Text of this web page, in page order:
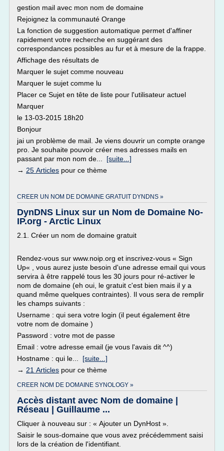
gestion mail avec mon nom de domaine
Rejoignez la communauté Orange
La fonction de suggestion automatique permet d'affiner
rapidement votre recherche en suggérant des
correspondances possibles au fur et à mesure de la frappe.
Affichage des résultats de
Marquer le sujet comme nouveau
Marquer le sujet comme lu
Placer ce Sujet en tête de liste pour l'utilisateur actuel
Marquer
le 13-03-2015 18h20
Bonjour
jai un problème de mail. Je viens douvrir un compte orange
pro. Je souhaite pouvoir créer mes adresses mails en
passant par mon nom de... [suite...]
→ 25 Articles pour ce thème
CREER UN NOM DE DOMAINE GRATUIT DYNDNS »
DynDNS Linux sur un Nom de Domaine No-
IP.org - Arctic Linux
2.1. Créer un nom de domaine gratuit
Rendez-vous sur www.noip.org et inscrivez-vous « Sign
Up« , vous aurez juste besoin d'une adresse email qui vous
servira à être rappelé tous les 30 jours pour ré-activer le
nom de domaine (eh oui, le gratuit c'est bien mais il y a
quand même quelques contraintes). Il vous sera de remplir
les champs suivants :
Username : qui sera votre login (il peut également être
votre nom de domaine )
Password : votre mot de passe
Email : votre adresse email (je vous l'avais dit ^^)
Hostname : qui le... [suite...]
→ 21 Articles pour ce thème
CREER NOM DE DOMAINE SYNOLOGY »
Accès distant avec Nom de domaine |
Réseau | Guillaume ...
Cliquer à nouveau sur : « Ajouter un DynHost ».
Saisir le sous-domaine que vous avez précédemment saisi
lors de la création de l'identifiant.